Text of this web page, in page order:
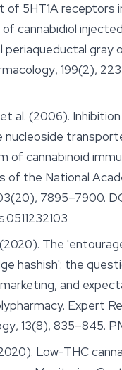
of 5HT1A receptors
cannabidiol
periaqueductal gray
, 199(2),
al. (2006).
nucleoside
of cannabinoid
of the National
7895–7900.
(2020). The
hashish': the
and
Expert
, 13(8), 835–845.
Low-THC